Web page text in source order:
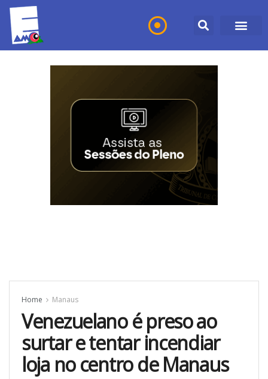
Home Manaus
Venezuelano é preso ao
surtar e tentar incendiar
loja no centro de Manaus